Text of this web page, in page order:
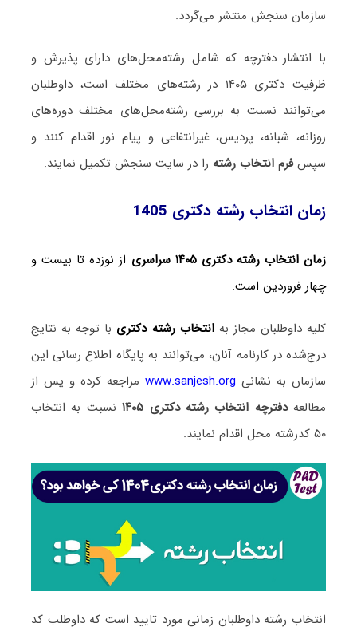
سازمان سنجش منتشر ‌می‌گردد.
با انتشار دفترچه که شامل رشته‌محل‌های دارای پذیرش و
ظرفیت دکتری ۱۴۰۵ در رشته‌های مختلف است، داوطلبان
می‌توانند نسبت به بررسی رشته‌محل‌های مختلف دوره‌های
روزانه، شبانه، پردیس، غیرانتفاعی و پیام نور اقدام کنند و
سپسفرم انتخاب رشته را در سایت سنجش تکمیل نمایند.
زمان انتخاب رشته دکتری 1405
زمان انتخاب رشته دکتری ۱۴۰۵ سراسری
از نوزده تا بیست و
چهار فروردین است.
کلیه داوطلبان مجاز به انتخاب رشته دکتری با توجه به نتایج
درج‌شده در کارنامه آنان، می‌توانند به پایگاه اطلاع رسانی این
سازمان به نشانی www.sanjesh.orgمراجعه کرده و پس از
مطالعهدفترچه انتخاب رشته دکتری ۱۴۰۵
نسبت به انتخاب
۵۰ کدرشته محل اقدام نمایند.
انتخاب رشته داوطلبان زمانی مورد تایید است که داوطلب کد